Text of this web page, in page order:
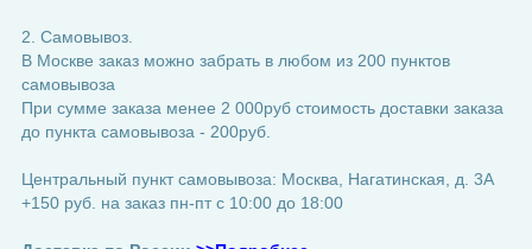
2. Самовывоз.
В Москве заказ можно забрать в любом из 200 пунктов
самовывоза
При сумме заказа менее 2 000руб стоимость доставки заказа
до пункта самовывоза - 200руб.
Центральный пункт самовывоза: Москва, Нагатинская, д. 3А
+150 руб. на заказ пн-пт с 10:00 до 18:00